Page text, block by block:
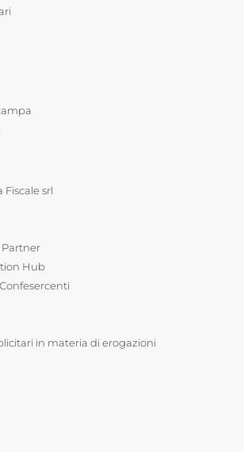
Fiscale srl
Partner
Hub
in materia di erogazioni